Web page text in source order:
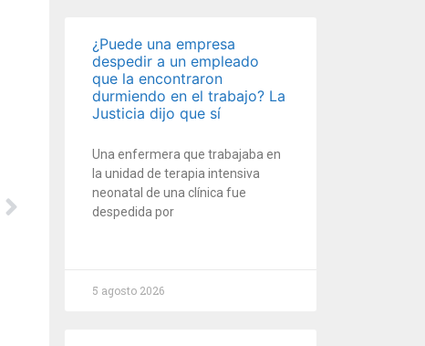
¿Puede una empresa
despedir a un empleado
que la encontraron
durmiendo en el trabajo? La
Justicia dijo que sí
Una enfermera que trabajaba en
la unidad de terapia intensiva
neonatal de una clínica fue
despedida por
5 agosto 2026